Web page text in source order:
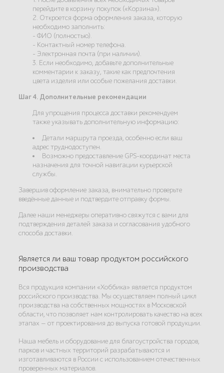
перейдите в корзину покупок («Корзина»).
2. Откроется форма оформления заказа, которую
необходимо заполнить:
- ФИО (полностью).
- Контактный номер телефона.
- Электронная почта (при наличии).
3. Если необходимо, добавьте дополнительные
комментарии к заказу, такие как предпочтения
цвета изделия или особые пожелания доставки.
Шаг 4. Дополнительные рекомендации
Для упрощения процесса доставки рекомендуем
также указывать дополнительную информацию:
Детали маршрута проезда, особенно если ваш
адрес труднодоступен.
Возможно предоставление GPS-координат места
назначения для точной навигации курьерской
службы.
Завершив оформление заказа, внимательно проверьте
введённые данные и подтвердите отправку формы.
Далее наши менеджеры оперативно свяжутся с вами для
подтверждения деталей заказа и согласования удобного
способа доставки.
Является ли ваш товар продуктом российского
производства
Вся продукция компании «Хоббика» является продуктом
российского производства. Мы осуществляем полный цикл
производства на собственных мощностях в Московской
области, что позволяет нам контролировать качество на всех
этапах — от проектирования до выпуска готовой продукции.
Наша мебель и оборудование для благоустройства городов,
парков и частных территорий разрабатываются и
изготавливаются в России с использованием отечественных
проверенных материалов.